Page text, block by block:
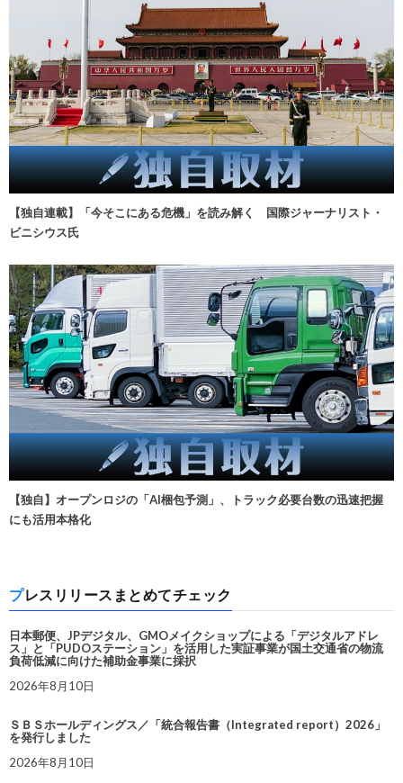
【独自連載】「今そこにある危機」を読み解く 国際ジャーナリスト・
ビニシウス氏
【独自】オープンロジの「AI梱包予測」、トラック必要台数の迅速把握
にも活用本格化
プレスリリースまとめてチェック
日本郵便、JPデジタル、GMOメイクショップによる「デジタルアドレ
ス」と「PUDOステーション」を活用した実証事業が国土交通省の物流
負荷低減に向けた補助金事業に採択
2026年8月10日
ＳＢＳホールディングス／「統合報告書（Integrated report）2026」
を発行しました
2026年8月10日